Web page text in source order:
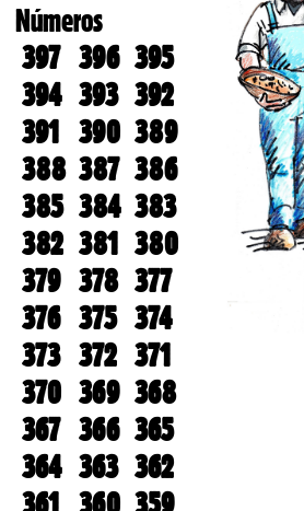
Números
397 396 395
394 393 392
391 390 389
388 387 386
385 384 383
382 381 380
379 378 377
376 375 374
373 372 371
370 369 368
367 366 365
364 363 362